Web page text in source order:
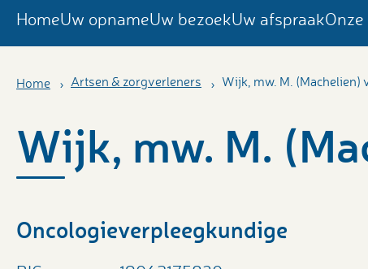
HomeUw opnameUw bezoekUw afspraak
Home Artsen & zorgverleners Wijk, mw. M. (Machelien)
Wijk, mw. M.
Oncologieverpleegkundige